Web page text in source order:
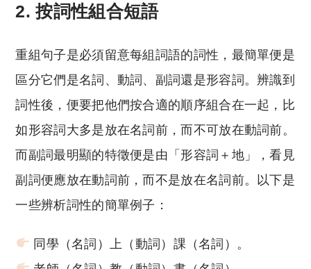
2.按詞性組合短語
重組句子是必須留意每組詞語的詞性，最簡單便是
區分它們是名詞、動詞、副詞還是形容詞。辨識到
詞性後，便要把他們按合適的順序組合在一起，比
如形容詞大多是放在名詞前，而不可放在動詞前。
而副詞最明顯的特徵便是由「形容詞＋地」，看見
副詞便應放在動詞前，而不是放在名詞前。以下是
一些辨析詞性的簡單例子：
同學（名詞）上（動詞）課（名詞）。